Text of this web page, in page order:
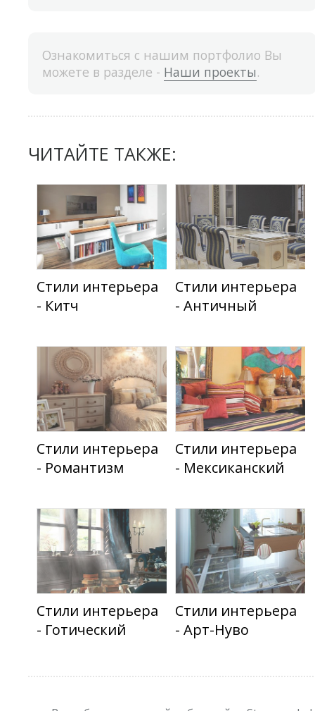
Ознакомиться с нашим портфолио Вы
можете в разделе - Наши проекты.
ЧИТАЙТЕ ТАКЖЕ:
Стили интерьера
- Китч
Стили интерьера
- Античный
Стили интерьера
- Романтизм
Стили интерьера
- Мексиканский
Стили интерьера
- Готический
Стили интерьера
- Арт-Нуво